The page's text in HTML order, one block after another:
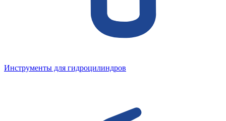
Инструменты для гидроцилиндров